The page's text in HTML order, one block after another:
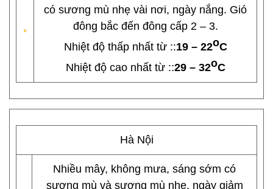
có sương mù nhẹ vài nơi, ngày nắng. Gió
đông bắc đến đông cấp 2 – 3.
Nhiệt độ thấp nhất từ ::19 – 22oC
Nhiệt độ cao nhất từ ::29 – 32oC
Hà Nội
Nhiều mây, không mưa, sáng sớm có
sương mù và sương mù nhẹ, ngày giảm